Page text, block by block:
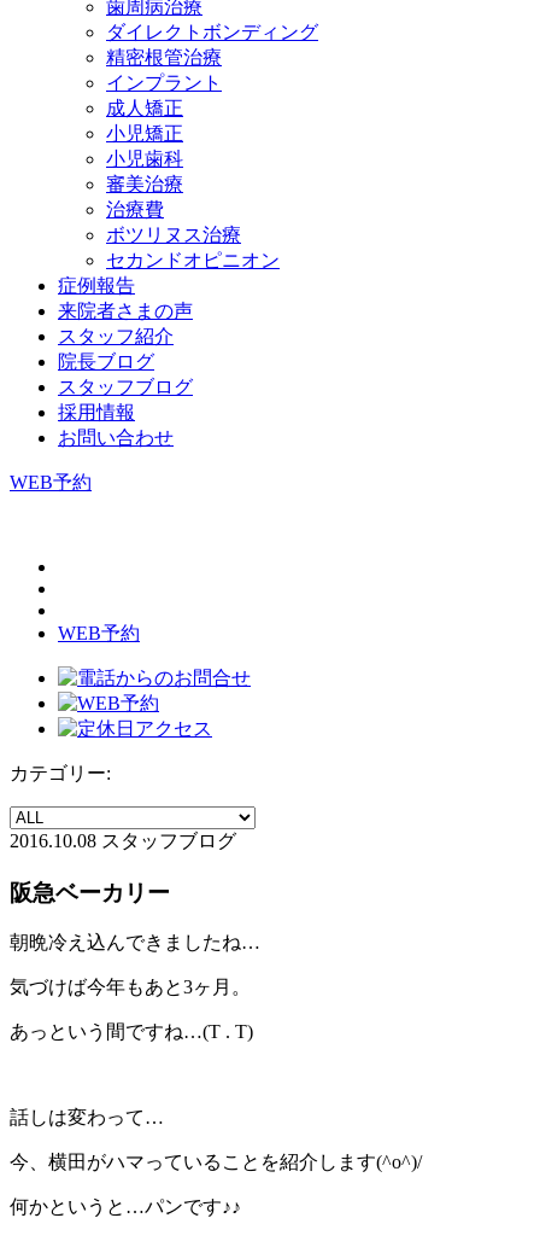
歯周病治療
ダイレクトボンディング
精密根管治療
インプラント
成人矯正
小児矯正
小児歯科
審美治療
治療費
ボツリヌス治療
セカンドオピニオン
症例報告
来院者さまの声
スタッフ紹介
院長ブログ
スタッフブログ
採用情報
お問い合わせ
WEB予約
WEB予約
カテゴリー:
2016.10.08 スタッフブログ
阪急ベーカリー
朝晩冷え込んできましたね…
気づけば今年もあと3ヶ月。
あっという間ですね…(T . T)
話しは変わって…
今、横田がハマっていることを紹介します(^o^)/
何かというと…パンです♪♪